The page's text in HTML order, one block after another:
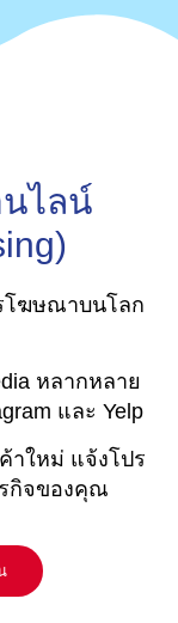
ไลน์
โฆษณาบนโลก
หลากหลาย
และ Yelp
าใหม่ แจ้งโปร
กิจของคุณ